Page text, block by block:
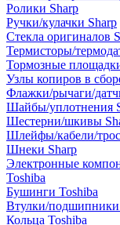
Ролики Sharp
Ручки/кулачки Sharp
Стекла оригиналов
Термисторы/
Тормозные
Узлы копиров в
Флажки/рычаги/
Шайбы/уплотнения
Шестерни/шкивы
Шлейфы/кабели/
Шнеки Sharp
Электронные
Toshiba
Бушинги Toshiba
Втулки/подшипники
Кольца Toshiba